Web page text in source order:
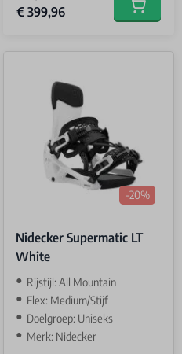
€ 399,96 Add to cart
-20%
Nidecker Supermatic LT
White
Rijstijl: All Mountain
Flex: Medium/Stijf
Doelgroep: Uniseks
Merk: Nidecker